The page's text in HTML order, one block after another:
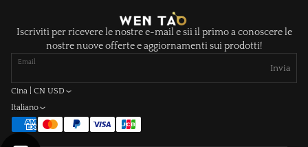
Iscriviti per ricevere le nostre e-mail e sii il primo a conoscere le
nostre nuove offerte e aggiornamenti sui prodotti!
Email
Invia
Cina | CN USD
Italiano